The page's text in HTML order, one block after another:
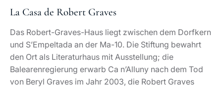
La Casa de Robert Graves
Das Robert-Graves-Haus liegt zwischen dem Dorfkern
und S’Empeltada an der Ma-10. Die Stiftung bewahrt
den Ort als Literaturhaus mit Ausstellung; die
Balearenregierung erwarb Ca n’Alluny nach dem Tod
von Beryl Graves im Jahr 2003, die Robert Graves